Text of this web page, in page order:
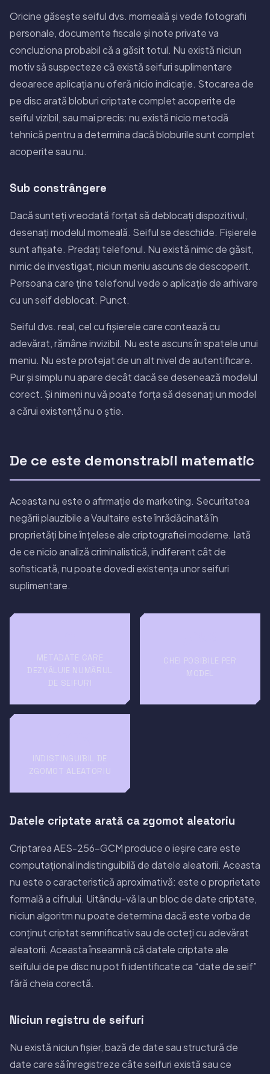
Oricine găsește seiful dvs. momeală și vede fotografii
personale, documente fiscale și note private va
concluziona probabil că a găsit totul. Nu există niciun
motiv să suspecteze că există seifuri suplimentare
deoarece aplicația nu oferă nicio indicație. Stocarea de
pe disc arată bloburi criptate complet acoperite de
seiful vizibil, sau mai precis: nu există nicio metodă
tehnică pentru a determina dacă bloburile sunt complet
acoperite sau nu.
Sub constrângere
Dacă sunteți vreodată forțat să deblocați dispozitivul,
desenați modelul momeală. Seiful se deschide. Fișierele
sunt afișate. Predați telefonul. Nu există nimic de găsit,
nimic de investigat, niciun meniu ascuns de descoperit.
Persoana care ține telefonul vede o aplicație de arhivare
cu un seif deblocat. Punct.
Seiful dvs. real, cel cu fișierele care contează cu
adevărat, rămâne invizibil. Nu este ascuns în spatele unui
meniu. Nu este protejat de un alt nivel de autentificare.
Pur și simplu nu apare decât dacă se desenează modelul
corect. Și nimeni nu vă poate forța să desenați un model
a cărui existență nu o știe.
De ce este demonstrabil matematic
Aceasta nu este o afirmație de marketing. Securitatea
negării plauzibile a Vaultaire este înrădăcinată în
proprietăți bine înțelese ale criptografiei moderne. Iată
de ce nicio analiză criminalistică, indiferent cât de
sofisticată, nu poate dovedi existența unor seifuri
suplimentare.
METADATE CARE
DEZVĂLUIE NUMĂRUL
DE SEIFURI
CHEI POSIBILE PER
MODEL
INDISTINGUIBIL DE
ZGOMOT ALEATORIU
Datele criptate arată ca zgomot aleatoriu
Criptarea AES-256-GCM produce o ieșire care este
computațional indistinguibilă de datele aleatorii. Aceasta
nu este o caracteristică aproximativă: este o proprietate
formală a cifrului. Uitându-vă la un bloc de date criptate,
niciun algoritm nu poate determina dacă este vorba de
conținut criptat semnificativ sau de octeți cu adevărat
aleatorii. Aceasta înseamnă că datele criptate ale
seifului de pe disc nu pot fi identificate ca “date de seif”
fără cheia corectă.
Niciun registru de seifuri
Nu există niciun fișier, bază de date sau structură de
date care să înregistreze câte seifuri există sau ce